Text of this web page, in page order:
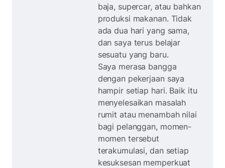
baja, supercar, atau bahkan
produksi makanan. Tidak
ada dua hari yang sama,
dan saya terus belajar
sesuatu yang baru.
Saya merasa bangga
dengan pekerjaan saya
hampir setiap hari. Baik itu
menyelesaikan masalah
rumit atau menambah nilai
bagi pelanggan, momen-
momen tersebut
terakumulasi, dan setiap
kesuksesan memperkuat